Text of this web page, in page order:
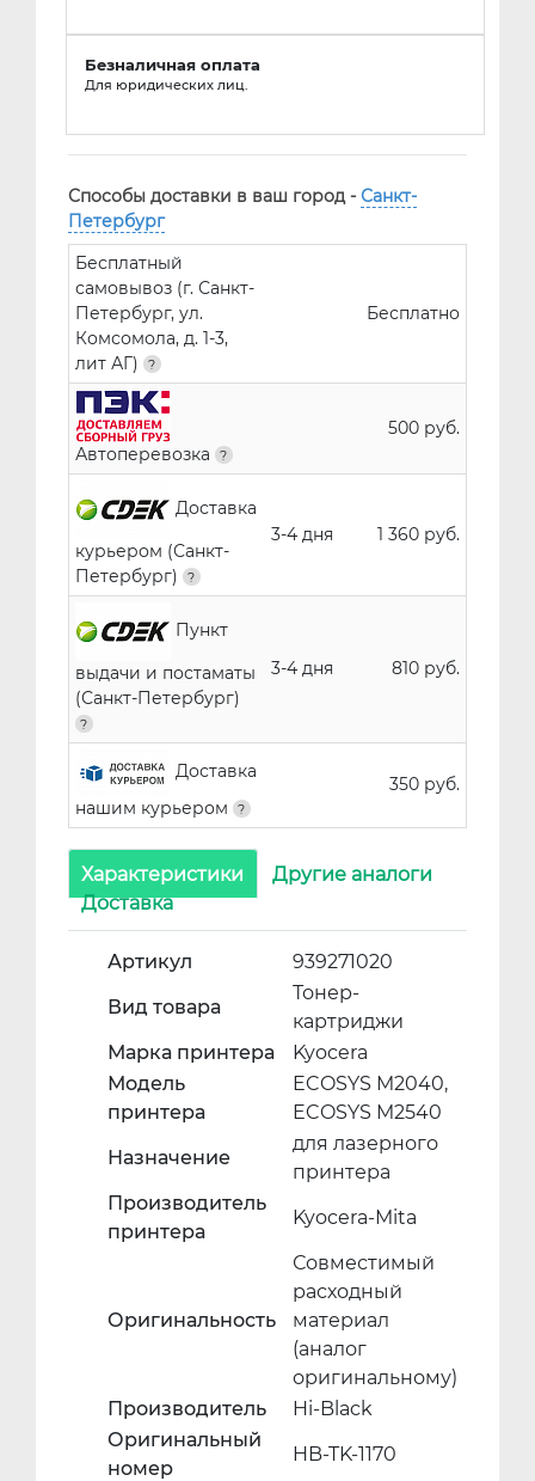
Безналичная оплата
Для юридических лиц.
Способы доставки в ваш город - Санкт-
Петербург
Бесплатный
самовывоз (г. Санкт-
Петербург, ул.
Комсомола, д. 1-3,
лит АГ)
Бесплатно
Автоперевозка
500 руб.
Доставка
курьером (Санкт-
Петербург)
3-4 дня 1 360 руб.
Пункт
выдачи и постаматы
(Санкт-Петербург)
3-4 дня 810 руб.
Доставка
нашим курьером
350 руб.
Характеристики
Другие аналоги
Доставка
Артикул
939271020
Вид товара
Тонер-
картриджи
Марка принтера
Kyocera
Модель
принтера
ECOSYS M2040,
ECOSYS M2540
Назначение
для лазерного
принтера
Производитель
принтера
Kyocera-Mita
Оригинальность
Совместимый
расходный
материал
(аналог
оригинальному)
Производитель
Hi-Black
Оригинальный
номер
HB-TK-1170